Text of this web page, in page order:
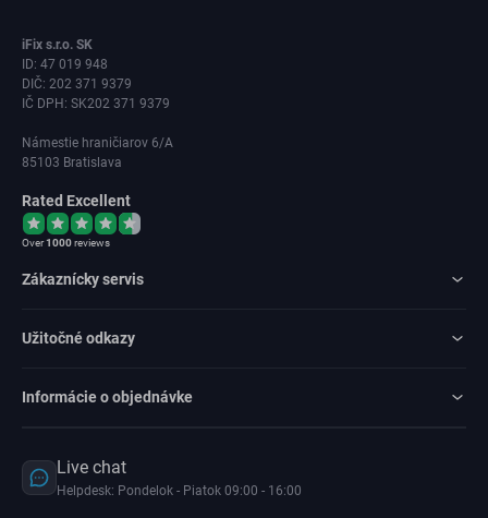
iFix s.r.o. SK
ID: 47 019 948
DIČ: 202 371 9379
IČ DPH: SK202 371 9379
Námestie hraničiarov 6/A
85103 Bratislava
Rated Excellent
Over1000reviews
Zákaznícky servis
Užitočné odkazy
Informácie o objednávke
Live chat
Helpdesk: Pondelok - Piatok 09:00 - 16:00